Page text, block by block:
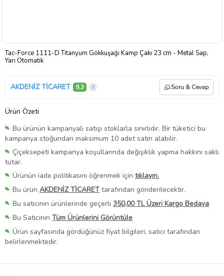
Tac-Force 1111-D Titanyum Gökkuşağı Kamp Çakı 23 cm - Metal Sap,
Yarı Otomatik
AKDENİZ TİCARET 9,3 Soru & Cevap
Ürün Özeti
Bu ürünün kampanyalı satışı stoklarla sınırlıdır. Bir tüketici bu
kampanya stoğundan maksimum 10 adet satın alabilir.
Çiçeksepeti kampanya koşullarında değişiklik yapma hakkını saklı
tutar.
Ürünün iade politikasını öğrenmek için tıklayın.
Bu ürün AKDENİZ TİCARET tarafından gönderilecektir.
Bu satıcının ürünlerinde geçerli 350,00 TL Üzeri Kargo Bedava
Bu Satıcının Tüm Ürünlerini Görüntüle
Ürün sayfasında gördüğünüz fiyat bilgileri, satıcı tarafından
belirlenmektedir.